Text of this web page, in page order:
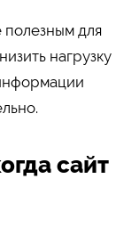
полезным для
нагрузку
сайт